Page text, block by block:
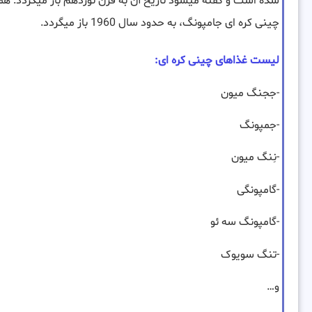
چینی کره ای جامپونگ، به حدود سال 1960 باز میگردد.
لیست غذاهای چینی کره ای:
-ججنگ میون
-جمپونگ
-نِنگ میون
-گامپونگی
-گامپونگ سه ئو
-تنگ سویوک
و…